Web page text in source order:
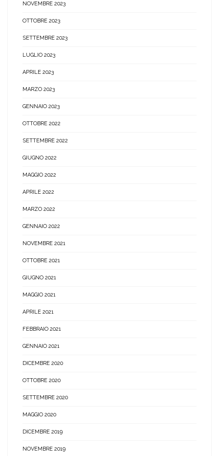
NOVEMBRE 2023
OTTOBRE 2023
SETTEMBRE 2023
LUGLIO 2023
APRILE 2023
MARZO 2023
GENNAIO 2023
OTTOBRE 2022
SETTEMBRE 2022
GIUGNO 2022
MAGGIO 2022
APRILE 2022
MARZO 2022
GENNAIO 2022
NOVEMBRE 2021
OTTOBRE 2021
GIUGNO 2021
MAGGIO 2021
APRILE 2021
FEBBRAIO 2021
GENNAIO 2021
DICEMBRE 2020
OTTOBRE 2020
SETTEMBRE 2020
MAGGIO 2020
DICEMBRE 2019
NOVEMBRE 2019